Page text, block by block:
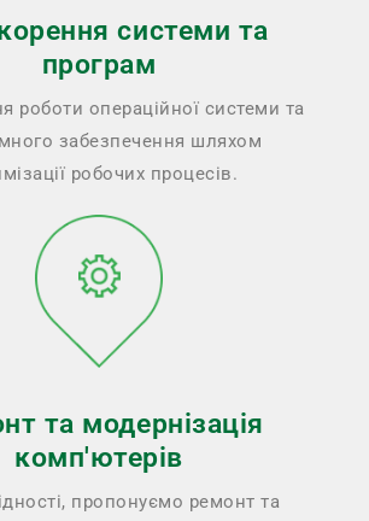
системи та
програм
роботи операційної системи та
забезпечення шляхом
робочих процесів.
та модернізація
комп'ютерів
пропонуємо ремонт та